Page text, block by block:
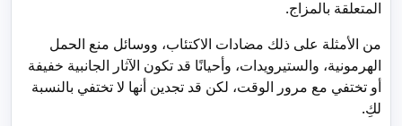
المتعلقة بالمزاج.
من الأمثلة على ذلك مضادات الاكتئاب، ووسائل منع الحمل
الهرمونية، والستيرويدات، وأحيانًا قد تكون الآثار الجانبية خفيفة
أو تختفي مع مرور الوقت، لكن قد تجدين أنها لا تختفي بالنسبة
لكِ.